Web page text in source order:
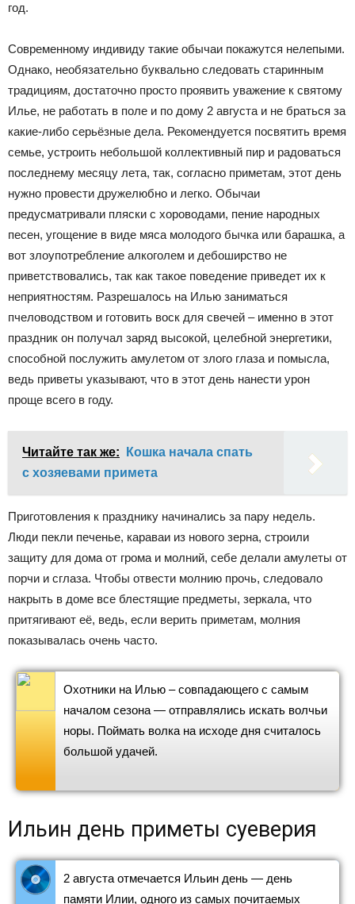
год.
Современному индивиду такие обычаи покажутся нелепыми.
Однако, необязательно буквально следовать старинным
традициям, достаточно просто проявить уважение к святому
Илье, не работать в поле и по дому 2 августа и не браться за
какие-либо серьёзные дела. Рекомендуется посвятить время
семье, устроить небольшой коллективный пир и радоваться
последнему месяцу лета, так, согласно приметам, этот день
нужно провести дружелюбно и легко. Обычаи
предусматривали пляски с хороводами, пение народных
песен, угощение в виде мяса молодого бычка или барашка, а
вот злоупотребление алкоголем и дебоширство не
приветствовались, так как такое поведение приведет их к
неприятностям. Разрешалось на Илью заниматься
пчеловодством и готовить воск для свечей – именно в этот
праздник он получал заряд высокой, целебной энергетики,
способной послужить амулетом от злого глаза и помысла,
ведь приветы указывают, что в этот день нанести урон
проще всего в году.
Читайте так же:
Кошка начала спать
с хозяевами примета
Приготовления к празднику начинались за пару недель.
Люди пекли печенье, караваи из нового зерна, строили
защиту для дома от грома и молний, себе делали амулеты от
порчи и сглаза. Чтобы отвести молнию прочь, следовало
накрыть в доме все блестящие предметы, зеркала, что
притягивают её, ведь, если верить приметам, молния
показывалась очень часто.
Охотники на Илью – совпадающего с самым
началом сезона — отправлялись искать волчьи
норы. Поймать волка на исходе дня считалось
большой удачей.
Ильин день приметы суеверия
2 августа отмечается Ильин день — день
памяти Илии, одного из самых почитаемых